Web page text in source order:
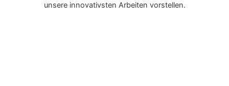
unsere innovativsten Arbeiten vorstellen.